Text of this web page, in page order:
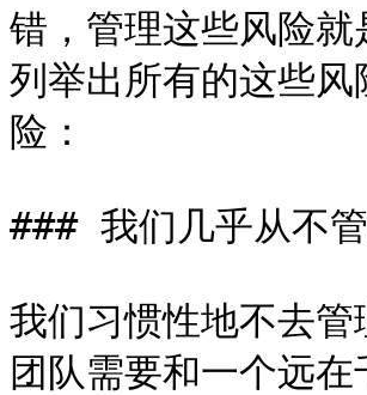
错，管理这些风险
列举出所有的这些
险：
### 我们几乎从不
我们习惯性地不去
团队需要和一个远